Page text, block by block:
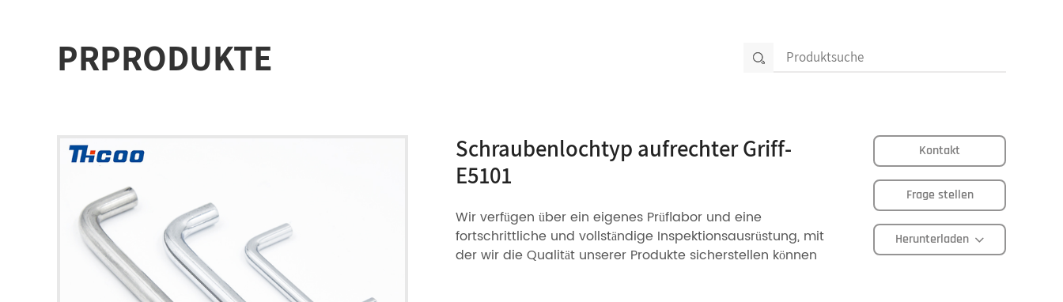
PRPRODUKTE
Schraubenlochtyp aufrechter Griff-
E5101
Wir verfügen über ein eigenes Prüflabor und eine
fortschrittliche und vollständige Inspektionsausrüstung, mit
der wir die Qualität unserer Produkte sicherstellen können
Kontakt
Frage stellen
Herunterladen